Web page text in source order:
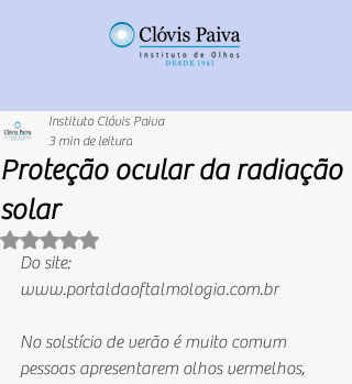
Proteção ocular da radiação
solar
Instituto Clóvis Paiva
3 min de leitura
Avaliado com NaN de 5 estrelas.
Do site:
www.portaldaoftalmologia.com.br
No solstício de verão é muito comum
pessoas apresentarem olhos vermelhos,